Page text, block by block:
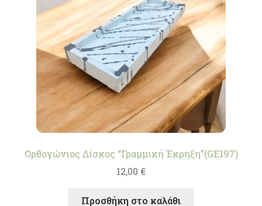
Ορθογώνιος Δίσκος “Γραμμική Έκρηξη”(GE197)
12,00 €
Προσθήκη στο καλάθι